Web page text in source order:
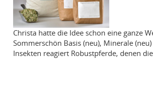
Christa hatte die Idee schon eine ganze
Sommerschön Basis (neu), Minerale
Insekten reagiert Robustpferde, denen